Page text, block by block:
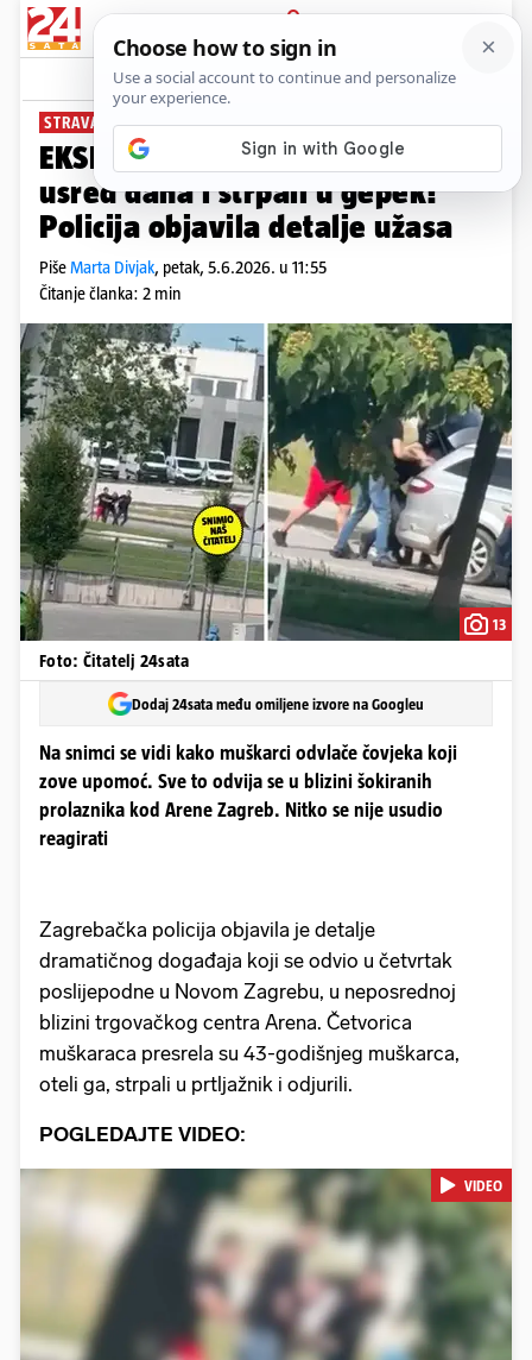
PRIJAVA
News Komentari
STRAVA U ZAGREBU
EKSKLUZIVNI VIDEO Oteli su ga
usred dana i strpali u gepek!
Policija objavila detalje užasa
PišeMarta Divjak, petak, 5.6.2026. u 11:55
Čitanje članka: 2 min
13
Foto: Čitatelj 24sata
Dodaj 24sata među omiljene izvore na Googleu
Na snimci se vidi kako muškarci odvlače čovjeka koji
zove upomoć. Sve to odvija se u blizini šokiranih
prolaznika kod Arene Zagreb. Nitko se nije usudio
reagirati
Zagrebačka policija objavila je detalje
dramatičnog događaja koji se odvio u četvrtak
poslijepodne u Novom Zagrebu, u neposrednoj
blizini trgovačkog centra Arena. Četvorica
muškaraca presrela su 43-godišnjeg muškarca,
oteli ga, strpali u prtljažnik i odjurili.
POGLEDAJTE VIDEO:
Pokretanje videa...
VIDEO